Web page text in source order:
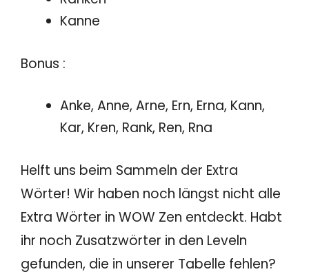
Kanne
Bonus :
Anke, Anne, Arne, Ern, Erna, Kann,
Kar, Kren, Rank, Ren, Rna
Helft uns beim Sammeln der Extra
Wörter! Wir haben noch längst nicht alle
Extra Wörter in WOW Zen entdeckt. Habt
ihr noch Zusatzwörter in den Leveln
gefunden, die in unserer Tabelle fehlen?